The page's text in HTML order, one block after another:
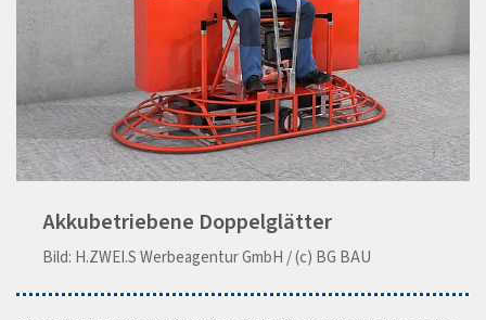
Akkubetriebene Doppelglätter
Bild: H.ZWEI.S Werbeagentur GmbH / (c) BG BAU